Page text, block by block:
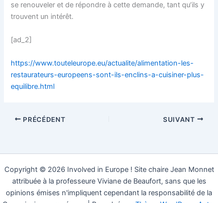
se renouveler et de répondre à cette demande, tant qu’ils y
trouvent un intérêt.
[ad_2]
https://www.touteleurope.eu/actualite/alimentation-les-
restaurateurs-europeens-sont-ils-enclins-a-cuisiner-plus-
equilibre.html
PRÉCÉDENT SUIVANT
Copyright © 2026 Involved in Europe ! Site chaire Jean Monnet
attribuée à la professeure Viviane de Beaufort, sans que les
opinions émises n'impliquent cependant la responsabilité de la